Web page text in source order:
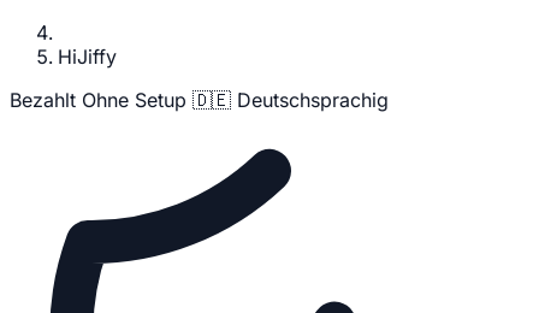
HiJiffy
Bezahlt Ohne Setup 🇩🇪 Deutschsprachig